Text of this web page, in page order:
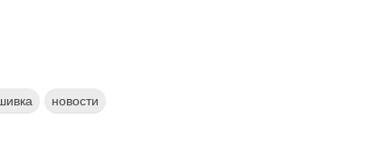
новости